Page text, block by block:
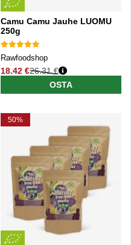
Camu Camu Jauhe LUOMU
250g
Rawfoodshop
18.42 €
Normaali hinta
26.31 €
OSTA
50%